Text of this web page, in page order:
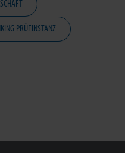
PRÜFINSTANZ